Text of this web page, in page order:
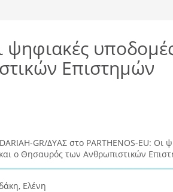
ψηφιακές
Επιστημών
GR/ΔΥΑΣ στο PARTHENOS-EU:
ο Θησαυρός των Ανθρωπιστικών
Ελένη